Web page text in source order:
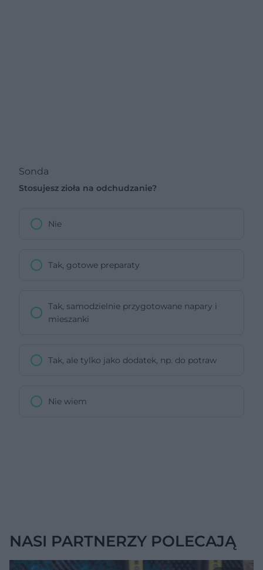
Sonda
Stosujesz zioła na odchudzanie?
Nie
Tak, gotowe preparaty
Tak, samodzielnie przygotowane napary i
mieszanki
Tak, ale tylko jako dodatek, np. do potraw
Nie wiem
NASI PARTNERZY POLECAJĄ